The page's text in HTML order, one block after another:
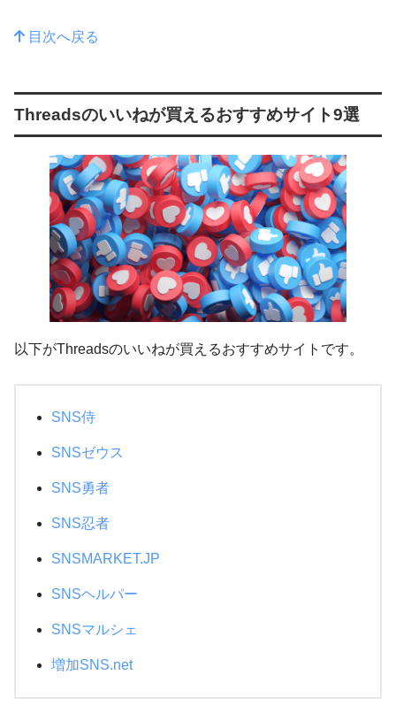
目次へ戻る
Threadsのいいねが買えるおすすめサイト9選
以下がThreadsのいいねが買えるおすすめサイトです。
SNS侍
SNSゼウス
SNS勇者
SNS忍者
SNSMARKET.JP
SNSヘルパー
SNSマルシェ
増加SNS.net